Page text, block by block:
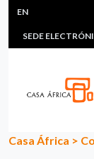
Skip to main
HEADER
MULTIMEDIA
SEDE
EN
Casa África >